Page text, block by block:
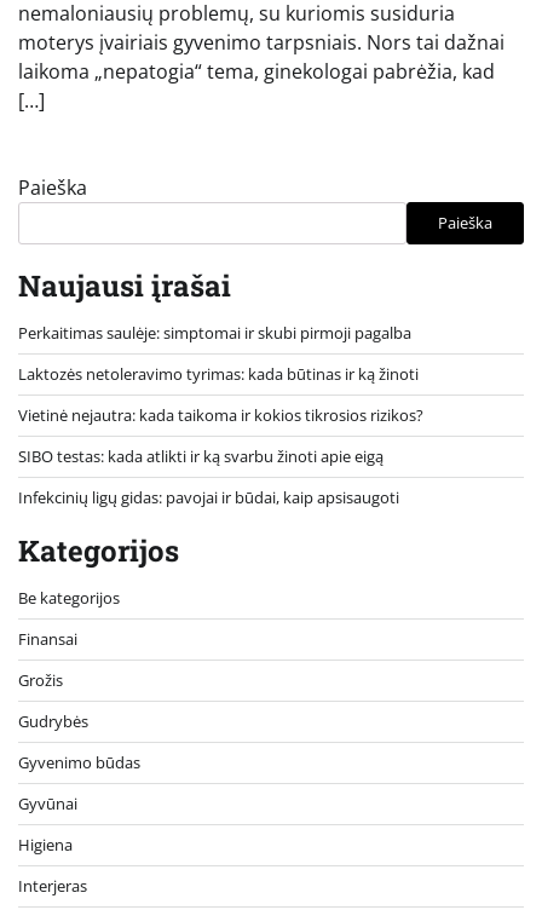
nemaloniausių problemų, su kuriomis susiduria
moterys įvairiais gyvenimo tarpsniais. Nors tai dažnai
laikoma „nepatogia“ tema, ginekologai pabrėžia, kad
[…]
Paieška
Paieška
Naujausi įrašai
Perkaitimas saulėje: simptomai ir skubi pirmoji pagalba
Laktozės netoleravimo tyrimas: kada būtinas ir ką žinoti
Vietinė nejautra: kada taikoma ir kokios tikrosios rizikos?
SIBO testas: kada atlikti ir ką svarbu žinoti apie eigą
Infekcinių ligų gidas: pavojai ir būdai, kaip apsisaugoti
Kategorijos
Be kategorijos
Finansai
Grožis
Gudrybės
Gyvenimo būdas
Gyvūnai
Higiena
Interjeras